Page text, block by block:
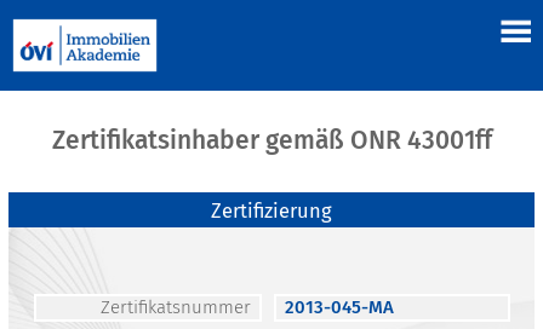
Zertifikatsinhaber gemäß ONR 43001ff
Zertifizierung
Zertifikatsnummer
2013-045-MA